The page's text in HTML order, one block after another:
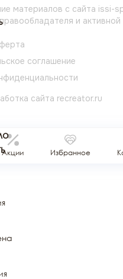
материалов с сайта issi-
и активной
соглашение
сайта recreator.ru
Акции Избранное